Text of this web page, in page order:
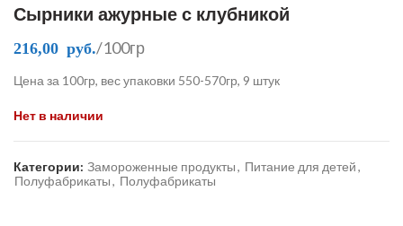
Сырники ажурные с клубникой
216,00 руб. /100гр
Цена за 100гр, вес упаковки 550-570гр, 9 штук
Нет в наличии
Категории: Замороженные продукты, Питание для детей,
Полуфабрикаты, Полуфабрикаты